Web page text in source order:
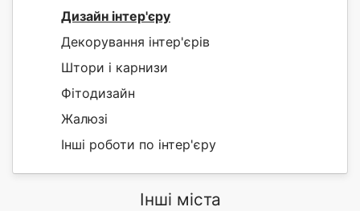
Дизайн інтер'єру
Декорування інтер'єрів
Штори і карнизи
Фітодизайн
Жалюзі
Інші роботи по інтер'єру
Інші міста